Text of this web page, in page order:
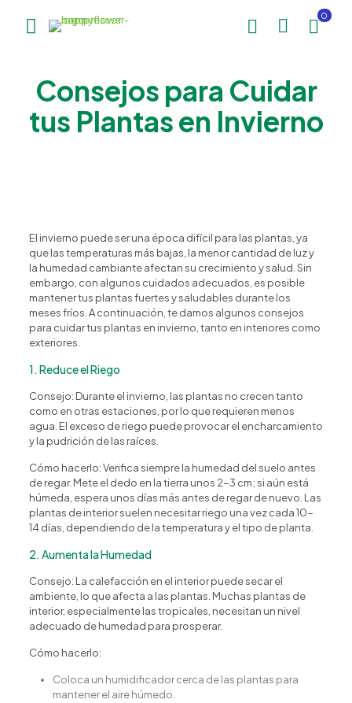
0
Consejos para Cuidar
tus Plantas en Invierno
El invierno puede ser una época difícil para las plantas, ya
que las temperaturas más bajas, la menor cantidad de luz y
la humedad cambiante afectan su crecimiento y salud. Sin
embargo, con algunos cuidados adecuados, es posible
mantener tus plantas fuertes y saludables durante los
meses fríos. A continuación, te damos algunos consejos
para cuidar tus plantas en invierno, tanto en interiores como
exteriores.
1. Reduce el Riego
Consejo: Durante el invierno, las plantas no crecen tanto
como en otras estaciones, por lo que requieren menos
agua. El exceso de riego puede provocar el encharcamiento
y la pudrición de las raíces.
Cómo hacerlo: Verifica siempre la humedad del suelo antes
de regar. Mete el dedo en la tierra unos 2-3 cm; si aún está
húmeda, espera unos días más antes de regar de nuevo. Las
plantas de interior suelen necesitar riego una vez cada 10-
14 días, dependiendo de la temperatura y el tipo de planta.
2. Aumenta la Humedad
Consejo: La calefacción en el interior puede secar el
ambiente, lo que afecta a las plantas. Muchas plantas de
interior, especialmente las tropicales, necesitan un nivel
adecuado de humedad para prosperar.
Cómo hacerlo:
Coloca un humidificador cerca de las plantas para
mantener el aire húmedo.